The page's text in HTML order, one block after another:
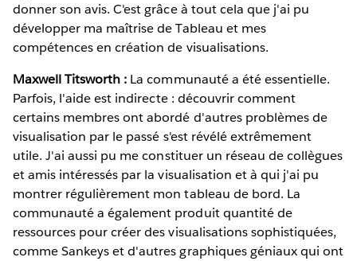
donner son avis. C'est grâce à tout cela que j'ai pu
développer ma maîtrise de Tableau et mes
compétences en création de visualisations.
Maxwell Titsworth : La communauté a été essentielle.
Parfois, l'aide est indirecte : découvrir comment
certains membres ont abordé d'autres problèmes de
visualisation par le passé s'est révélé extrêmement
utile. J'ai aussi pu me constituer un réseau de collègues
et amis intéressés par la visualisation et à qui j'ai pu
montrer régulièrement mon tableau de bord. La
communauté a également produit quantité de
ressources pour créer des visualisations sophistiquées,
comme Sankeys et d'autres graphiques géniaux qui ont